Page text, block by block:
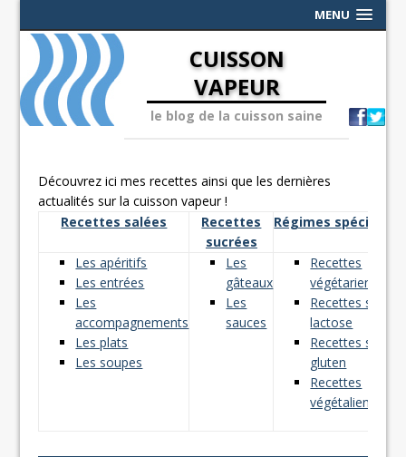
MENU
CUISSON
VAPEUR
le blog de la cuisson saine
Découvrez ici mes recettes ainsi que les dernières
actualités sur la cuisson vapeur !
Recettes salées
Recettes
sucrées
Régimes spéciaux
Les apéritifs
Les entrées
Les
accompagnements
Les plats
Les soupes
Les
gâteaux
Les
sauces
Recettes
végétariennes
Recettes sans
lactose
Recettes sans
gluten
Recettes
végétaliennes